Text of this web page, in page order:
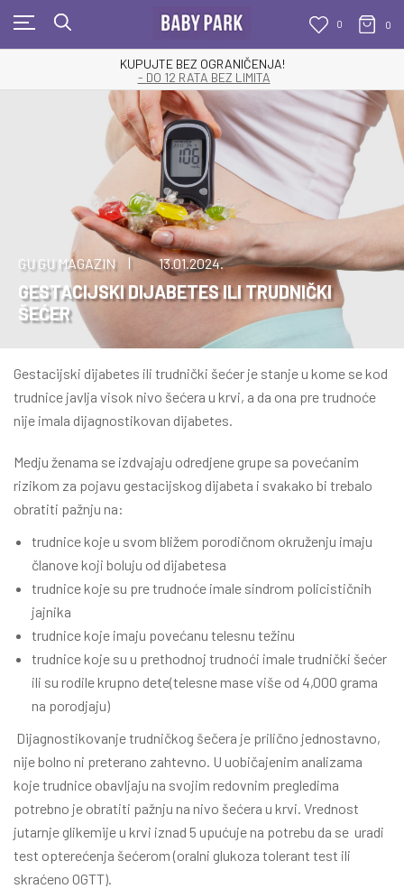
0 0
KUPUJTE BEZ OGRANIČENJA!
- DO 12 RATA BEZ LIMITA
GU GU MAGAZIN 13.01.2024.
GESTACIJSKI DIJABETES ILI TRUDNIČKI
ŠEĆER
Gestacijski dijabetes ili trudnički šećer je stanje u kome se kod
trudnice javlja visok nivo šećera u krvi, a da ona pre trudnoće
nije imala dijagnostikovan dijabetes.
Medju ženama se izdvajaju odredjene grupe sa povećanim
rizikom za pojavu gestacijskog dijabeta i svakako bi trebalo
obratiti pažnju na:
trudnice koje u svom bližem porodičnom okruženju imaju
članove koji boluju od dijabetesa
trudnice koje su pre trudnoće imale sindrom policističnih
jajnika
trudnice koje imaju povećanu telesnu težinu
trudnice koje su u prethodnoj trudnoći imale trudnički šećer
ili su rodile krupno dete(telesne mase više od 4,000 grama
na porodjaju)
Dijagnostikovanje trudničkog šečera je prilično jednostavno,
nije bolno ni preterano zahtevno. U uobičajenim analizama
koje trudnice obavljaju na svojim redovnim pregledima
potrebno je obratiti pažnju na nivo šećera u krvi. Vrednost
jutarnje glikemije u krvi iznad 5 upućuje na potrebu da se uradi
test opterećenja šećerom (oralni glukoza tolerant test ili
skraćeno OGTT).